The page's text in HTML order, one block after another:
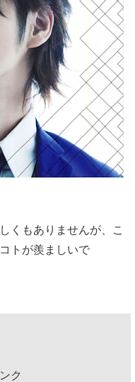
くもありませんが、こ
トが羨ましいで
ク